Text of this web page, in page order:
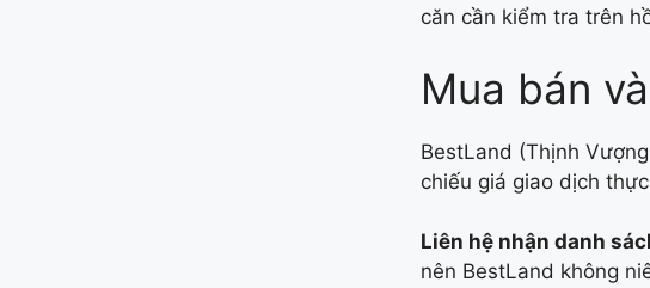
căn cần kiểm tra trên
Mua bán
BestLand (Thịnh
chiếu giá giao dịch
Liên hệ nhận danh
nên BestLand không